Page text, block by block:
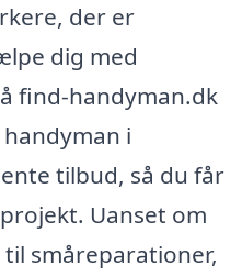
der er
dig med
find-handyman.dk
i
tilbud, så du får
Uanset om
småreparationer,